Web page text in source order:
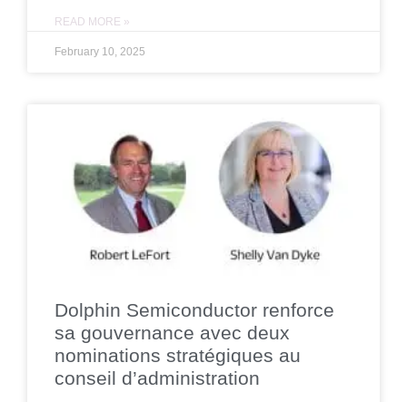
READ MORE »
February 10, 2025
Dolphin Semiconductor renforce
sa gouvernance avec deux
nominations stratégiques au
conseil d’administration